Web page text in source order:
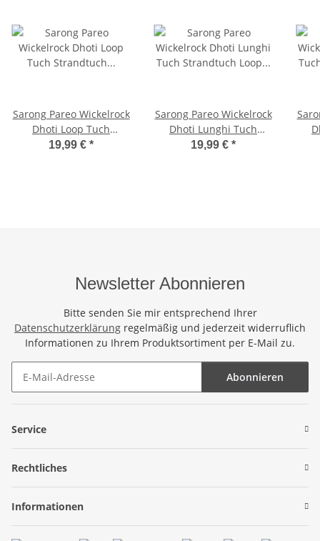
Sarong Pareo Wickelrock
Dhoti Loop Tuch
Strandtuch Handtuch
19,99 € *
Sarong Pareo Wickelrock
Dhoti Lunghi Tuch
Strandtuch Loop Herz
19,99 € *
Newsletter Abonnieren
Bitte senden Sie mir entsprechend Ihrer
Datenschutzerklärung regelmäßig und jederzeit widerruflich
Informationen zu Ihrem Produktsortiment per E-Mail zu.
Abonnieren
Service
Rechtliches
Informationen